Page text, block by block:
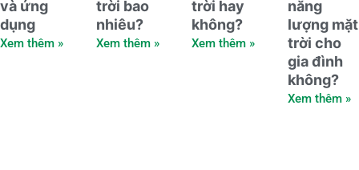
và ứng
dụng
Xem thêm »
trời bao
nhiêu?
Xem thêm »
trời hay
không?
Xem thêm »
năng
lượng mặt
trời cho
gia đình
không?
Xem thêm »